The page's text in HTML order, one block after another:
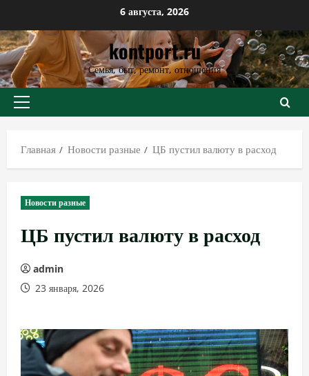
к
содержимому
6 августа, 2026
kontport.ru
Семья, быт, ремонт, отношения
Основное
Главная
Новости разные ЦБ пустил валюту в расход
Новости разные
ЦБ пустил валюту в расход
admin
23 января, 2026